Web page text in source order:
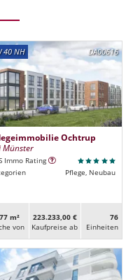
DA00616
40 NH
Ochtrup
Münster
Immo Rating
Pflege, Neubau
m²
von
223.233,00 €
Kaufpreise ab
76
Ein­heiten